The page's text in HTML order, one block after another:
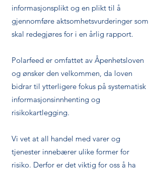
informasjonsplikt og en plikt til å
gjennomføre aktsomhetsvurderinger som
skal redegjøres for i en årlig rapport.
Polarfeed er omfattet av Åpenhetsloven
og ønsker den velkommen, da loven
bidrar til ytterligere fokus på systematisk
informasjonsinnhenting og
risikokartlegging.
Vi vet at all handel med varer og
tjenester innebærer ulike former for
risiko. Derfor er det viktig for oss å ha